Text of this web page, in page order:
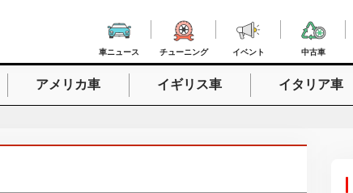
車ニュース チューニング イベント 中古車
アメリカ車 イギリス車 イタリア車